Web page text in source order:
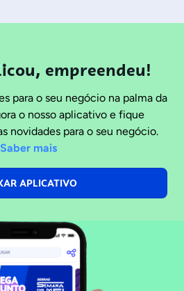
empreendeu!
para o seu negócio na palma da
o nosso aplicativo e fique
novidades para o seu negócio.
Saber mais
APLICATIVO